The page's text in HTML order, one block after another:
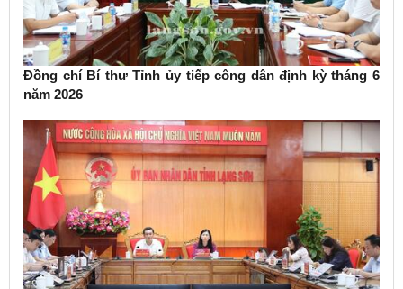
Đồng chí Bí thư Tỉnh ủy tiếp công dân định kỳ tháng 6
năm 2026